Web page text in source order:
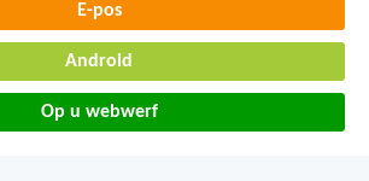
E-pos
Android
Op u webwerf